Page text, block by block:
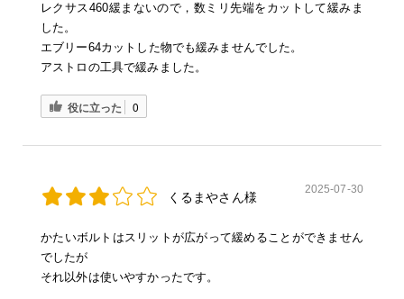
レクサス460緩まないので，数ミリ先端をカットして緩みま
した。
エブリー64カットした物でも緩みませんでした。
アストロの工具で緩みました。
役に立った 0
くるまやさん様
2025-07-30
かたいボルトはスリットが広がって緩めることができません
でしたが
それ以外は使いやすかったです。